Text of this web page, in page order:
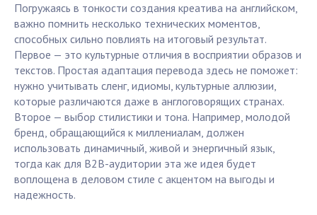
Погружаясь в тонкости создания креатива на английском,
важно помнить несколько технических моментов,
способных сильно повлиять на итоговый результат.
Первое — это культурные отличия в восприятии образов и
текстов. Простая адаптация перевода здесь не поможет:
нужно учитывать сленг, идиомы, культурные аллюзии,
которые различаются даже в англоговорящих странах.
Второе — выбор стилистики и тона. Например, молодой
бренд, обращающийся к миллениалам, должен
использовать динамичный, живой и энергичный язык,
тогда как для B2B-аудитории эта же идея будет
воплощена в деловом стиле с акцентом на выгоды и
надежность.